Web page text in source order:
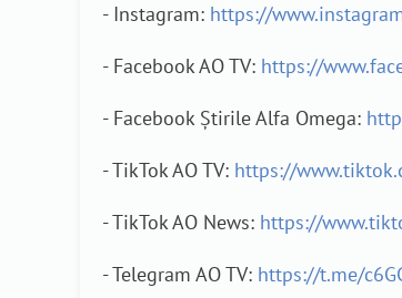
- Instagram: https://
- Facebook AO TV: https://
- Facebook Știrile Alfa Omega:
- TikTok AO TV: https://
- TikTok AO News: https://
- Telegram AO TV: https://t.me/